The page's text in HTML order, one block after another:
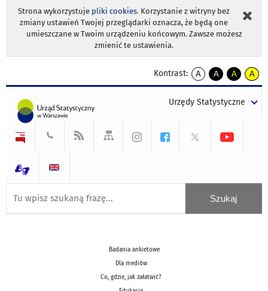
Strona wykorzystuje pliki cookies. Korzystanie z witryny bez
zmiany ustawień Twojej przeglądarki oznacza, że będą one
umieszczane w Twoim urządzeniu końcowym. Zawsze możesz
zmienić te ustawienia.
Kontrast:
A
kontrast
A
kontrast
tekst
czarnym
A
kontrast
tekst
czarnym
A
tekst
żółtym
Urzędy Statystyczne
Badania ankietowe
Dla mediów
Co, gdzie, jak załatwić?